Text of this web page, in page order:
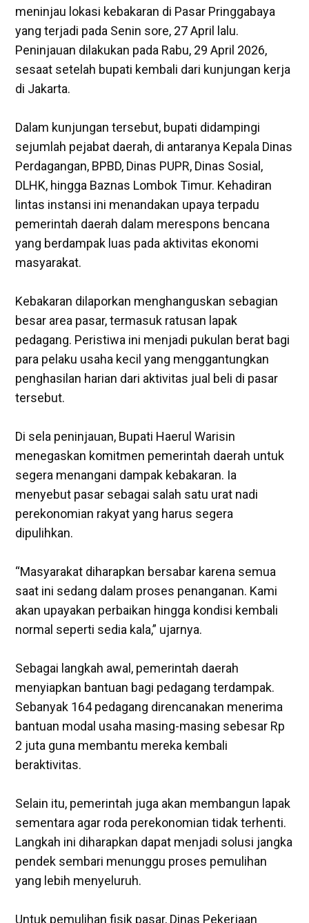
meninjau lokasi kebakaran di Pasar Pringgabaya
yang terjadi pada Senin sore, 27 April lalu.
Peninjauan dilakukan pada Rabu, 29 April 2026,
sesaat setelah bupati kembali dari kunjungan kerja
di Jakarta.
‎Dalam kunjungan tersebut, bupati didampingi
sejumlah pejabat daerah, di antaranya Kepala Dinas
Perdagangan, BPBD, Dinas PUPR, Dinas Sosial,
DLHK, hingga Baznas Lombok Timur. Kehadiran
lintas instansi ini menandakan upaya terpadu
pemerintah daerah dalam merespons bencana
yang berdampak luas pada aktivitas ekonomi
masyarakat.
‎Kebakaran dilaporkan menghanguskan sebagian
besar area pasar, termasuk ratusan lapak
pedagang. Peristiwa ini menjadi pukulan berat bagi
para pelaku usaha kecil yang menggantungkan
penghasilan harian dari aktivitas jual beli di pasar
tersebut.
‎Di sela peninjauan, Bupati Haerul Warisin
menegaskan komitmen pemerintah daerah untuk
segera menangani dampak kebakaran. Ia
menyebut pasar sebagai salah satu urat nadi
perekonomian rakyat yang harus segera
dipulihkan.
‎“Masyarakat diharapkan bersabar karena semua
saat ini sedang dalam proses penanganan. Kami
akan upayakan perbaikan hingga kondisi kembali
normal seperti sedia kala,” ujarnya.
‎Sebagai langkah awal, pemerintah daerah
menyiapkan bantuan bagi pedagang terdampak.
Sebanyak 164 pedagang direncanakan menerima
bantuan modal usaha masing-masing sebesar Rp
2 juta guna membantu mereka kembali
beraktivitas.
‎Selain itu, pemerintah juga akan membangun lapak
sementara agar roda perekonomian tidak terhenti.
Langkah ini diharapkan dapat menjadi solusi jangka
pendek sembari menunggu proses pemulihan
yang lebih menyeluruh.
‎Untuk pemulihan fisik pasar, Dinas Pekerjaan